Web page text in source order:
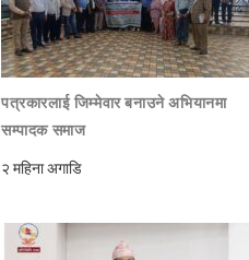
पत्रकारलाई जिम्मेवार बनाउने अभियानमा
सम्पादक समाज
२ महिना अगाडि